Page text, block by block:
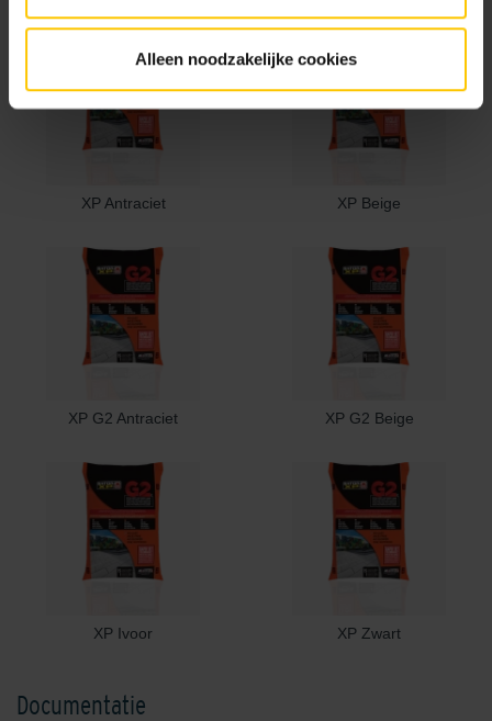
Alleen noodzakelijke cookies
XP Antraciet XP Beige
XP G2 Antraciet XP G2 Beige
XP Ivoor XP Zwart
Documentatie